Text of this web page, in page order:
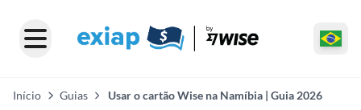
Início Guias
Usar o cartão Wise na Namíbia | Guia 2026